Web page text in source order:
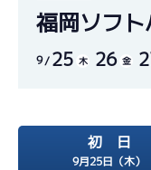
シリーズイン
レース結果一
モーター抽選
前検タイムラ
福岡ソフ
9 25 木 26 金
初 日
9月25日（木）